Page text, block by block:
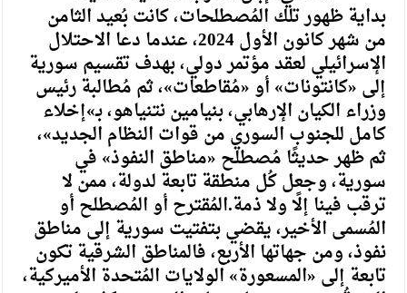
بداية ظهور تلك المُصطلحات، كانت بُعيد الثامن
من شهر كانون الأول 2024، عندما دعا الاحتلال
الإسرائيلي لعقد مؤتمر دولي، بهدف تقسيم سورية
إلى «كانتونات» أو «مُقاطعات»، ثم مُطالبة رئيس
وزراء الكيان الإرهابي، بنيامين نتنياهو، بـ»إخلاء
كامل للجنوب السوري من قوات النظام الجديد»،
ثم ظهر حديثًا مُصطلح «مناطق النفوذ» في
سورية، وجعل كُل منطقة تابعة لدولة، ممن لا
ترقب فينا إلًا ولا ذمة.المُقترح أو المُصطلح أو
المُسمى الأخير، يقضي بتفتيت سورية إلى مناطق
نفوذ، ومن جهاتها الأربع، فالمناطق الشرقية تكون
تابعة إلى «المسعورة» الولايات المُتحدة الأميركية،